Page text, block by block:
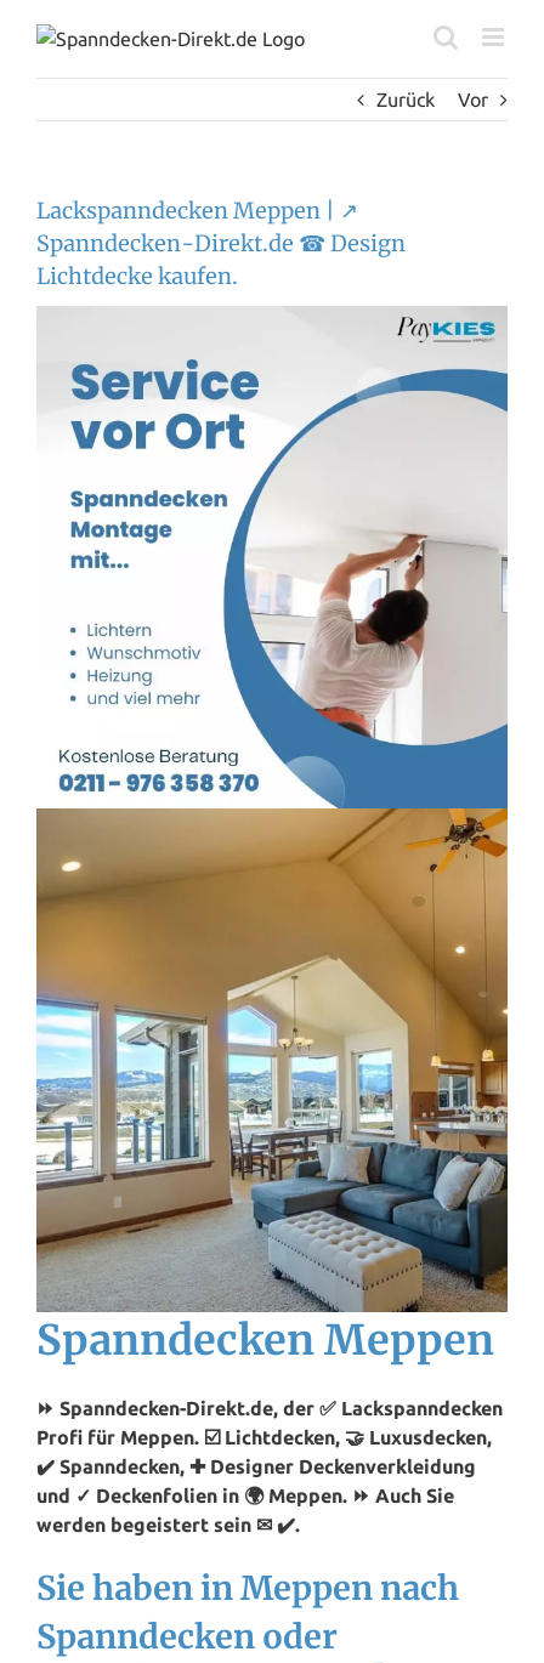
Inhalt
Zurück
Vor
Lackspanndecken Meppen | ↗️
Spanndecken-Direkt.de ☎ Design
Lichtdecke kaufen.
Spanndecken Meppen
⏩ Spanndecken-Direkt.de, der ✅ Lackspanndecken
Profi für Meppen. ☑️ Lichtdecken, 🤝 Luxusdecken,
✔️ Spanndecken, ✚ Designer Deckenverkleidung
und ✓ Deckenfolien in 🌍 Meppen. ⏩ Auch Sie
werden begeistert sein ✉ ✔️.
Sie haben in Meppen nach
Spanndecken oder